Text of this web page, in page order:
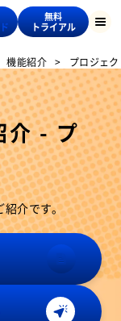
無料
トライアル
機能紹介 プロジェ
介 - プ
紹介です。